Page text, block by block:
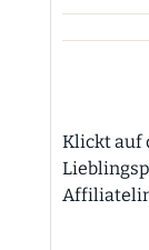
Klickt auf die Namen, um zu meinen